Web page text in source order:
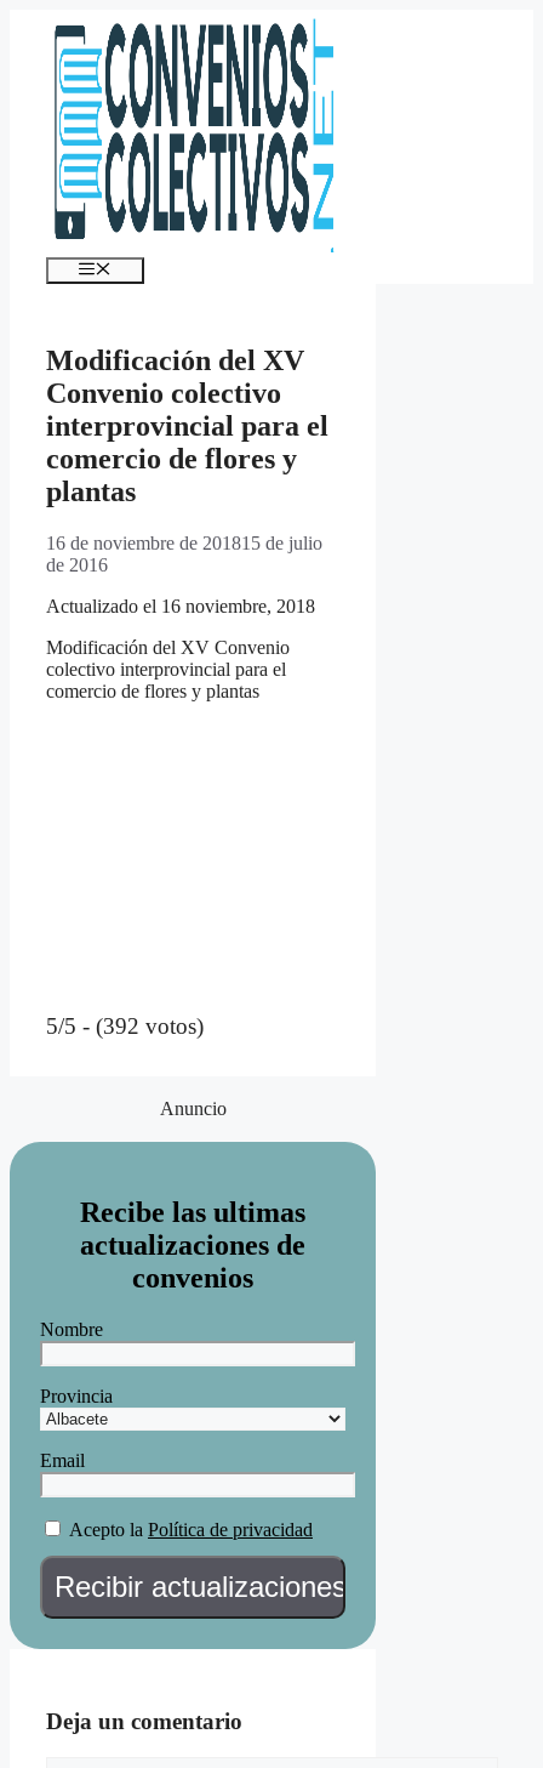
contenido
Menú
Modificación del XV
Convenio colectivo
interprovincial para el
comercio de flores y
plantas
16 de noviembre de 201815 de julio
de 2016
Actualizado el 16 noviembre, 2018
Modificación del XV Convenio
colectivo interprovincial para el
comercio de flores y plantas
5/5 - (392 votos)
Anuncio
Recibe las ultimas
actualizaciones de
convenios
Nombre
Provincia
Email
Acepto la Política de privacidad
Deja un comentario